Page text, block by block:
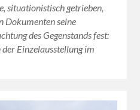
situationistisch getrieben,
Dokumenten seine
des Gegenstands fest:
Einzelausstellung im